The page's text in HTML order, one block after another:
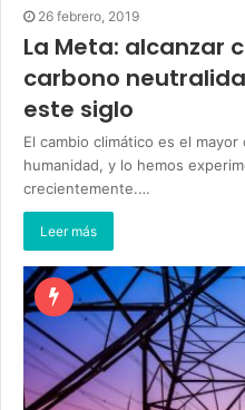
26 febrero, 2019
La Meta: alcanzar
carbono
este siglo
El cambio climático es el
humanidad, y lo hemos
crecientemente.…
Leer más